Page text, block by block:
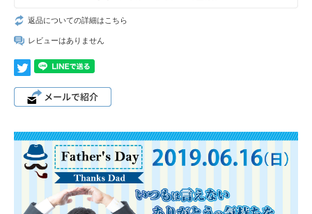
返品についての詳細はこちら
レビューはありません